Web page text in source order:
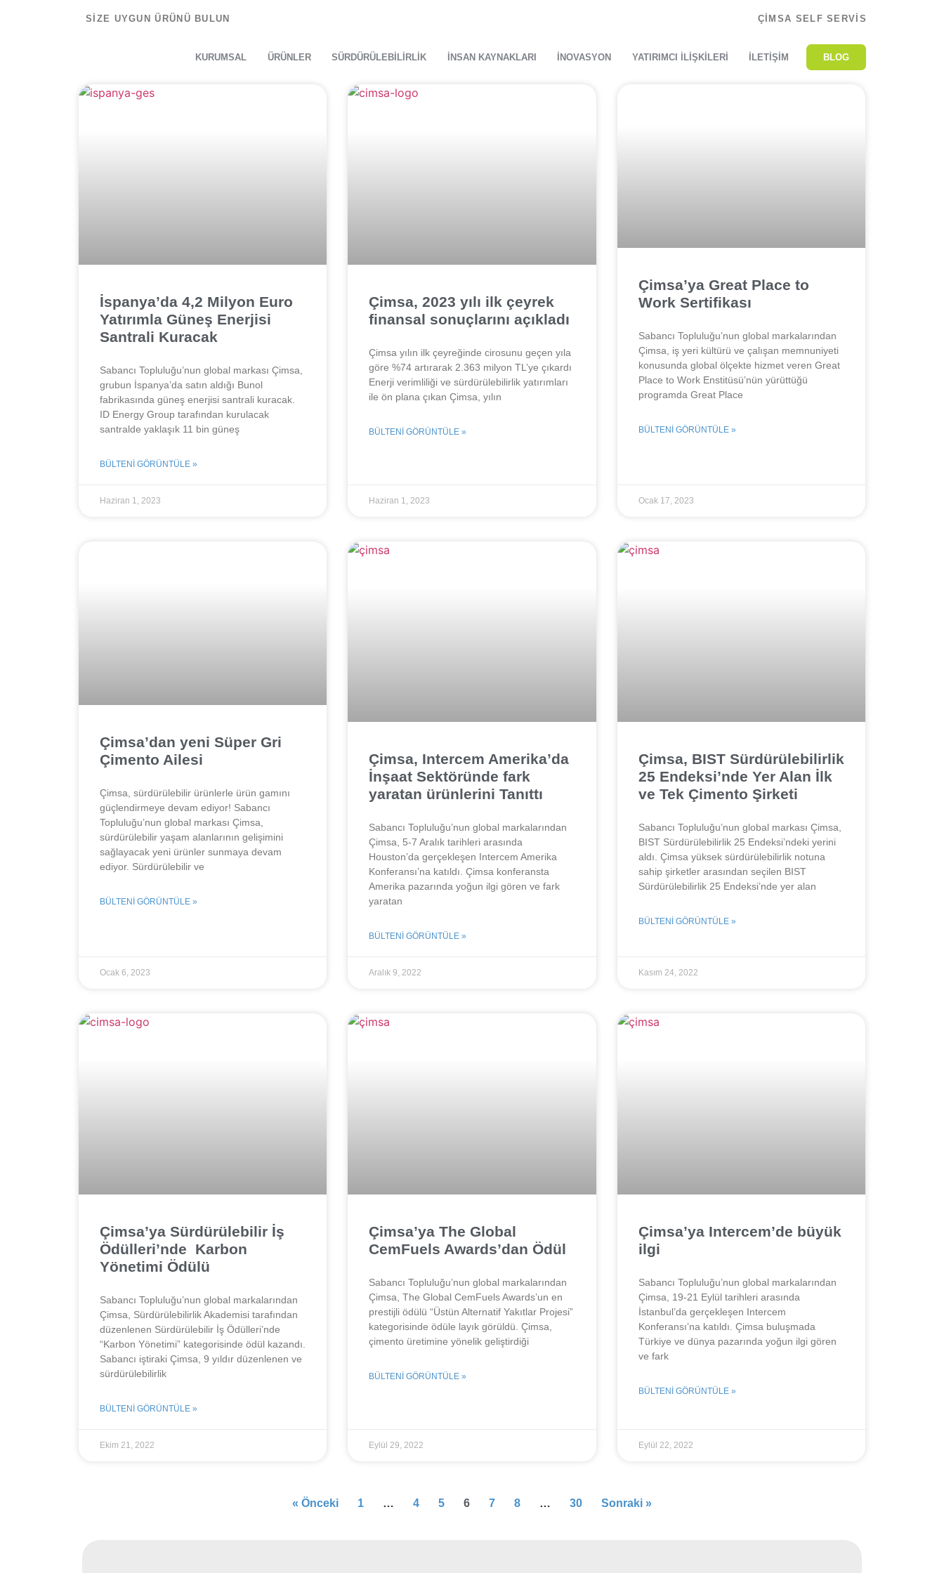
SİZE UYGUN ÜRÜNÜ BULUN ÇİMSA SELF SERVİS
KURUMSAL ÜRÜNLER SÜRDÜRÜLEBILIRLIK İNSAN KAYNAKLARI İNOVASYON YATIRIMCI İLIŞKILERI İLETIŞIM BLOG
İspanya’da 4,2 Milyon Euro
Yatırımla Güneş Enerjisi
Santrali Kuracak
Sabancı Topluluğu’nun global markası Çimsa,
grubun İspanya’da satın aldığı Bunol
fabrikasında güneş enerjisi santrali kuracak.
ID Energy Group tarafından kurulacak
santralde yaklaşık 11 bin güneş
BÜLTENI GÖRÜNTÜLE »
Haziran 1, 2023
Çimsa, 2023 yılı ilk çeyrek
finansal sonuçlarını açıkladı
Çimsa yılın ilk çeyreğinde cirosunu geçen yıla
göre %74 artırarak 2.363 milyon TL’ye çıkardı
Enerji verimliliği ve sürdürülebilirlik yatırımları
ile ön plana çıkan Çimsa, yılın
BÜLTENI GÖRÜNTÜLE »
Haziran 1, 2023
Çimsa’ya Great Place to
Work Sertifikası
Sabancı Topluluğu’nun global markalarından
Çimsa, iş yeri kültürü ve çalışan memnuniyeti
konusunda global ölçekte hizmet veren Great
Place to Work Enstitüsü’nün yürüttüğü
programda Great Place
BÜLTENI GÖRÜNTÜLE »
Ocak 17, 2023
Çimsa’dan yeni Süper Gri
Çimento Ailesi
Çimsa, sürdürülebilir ürünlerle ürün gamını
güçlendirmeye devam ediyor! Sabancı
Topluluğu’nun global markası Çimsa,
sürdürülebilir yaşam alanlarının gelişimini
sağlayacak yeni ürünler sunmaya devam
ediyor. Sürdürülebilir ve
BÜLTENI GÖRÜNTÜLE »
Ocak 6, 2023
Çimsa, Intercem Amerika’da
İnşaat Sektöründe fark
yaratan ürünlerini Tanıttı
Sabancı Topluluğu’nun global markalarından
Çimsa, 5-7 Aralık tarihleri arasında
Houston’da gerçekleşen Intercem Amerika
Konferansı’na katıldı. Çimsa konferansta
Amerika pazarında yoğun ilgi gören ve fark
yaratan
BÜLTENI GÖRÜNTÜLE »
Aralık 9, 2022
Çimsa, BIST Sürdürülebilirlik
25 Endeksi’nde Yer Alan İlk
ve Tek Çimento Şirketi
Sabancı Topluluğu’nun global markası Çimsa,
BIST Sürdürülebilirlik 25 Endeksi’ndeki yerini
aldı. Çimsa yüksek sürdürülebilirlik notuna
sahip şirketler arasından seçilen BIST
Sürdürülebilirlik 25 Endeksi’nde yer alan
BÜLTENI GÖRÜNTÜLE »
Kasım 24, 2022
Çimsa’ya Sürdürülebilir İş
Ödülleri’nde Karbon
Yönetimi Ödülü
Sabancı Topluluğu’nun global markalarından
Çimsa, Sürdürülebilirlik Akademisi tarafından
düzenlenen Sürdürülebilir İş Ödülleri’nde
“Karbon Yönetimi” kategorisinde ödül kazandı.
Sabancı iştiraki Çimsa, 9 yıldır düzenlenen ve
sürdürülebilirlik
BÜLTENI GÖRÜNTÜLE »
Ekim 21, 2022
Çimsa’ya The Global
CemFuels Awards’dan Ödül
Sabancı Topluluğu’nun global markalarından
Çimsa, The Global CemFuels Awards’un en
prestijli ödülü “Üstün Alternatif Yakıtlar Projesi”
kategorisinde ödüle layık görüldü. Çimsa,
çimento üretimine yönelik geliştirdiği
BÜLTENI GÖRÜNTÜLE »
Eylül 29, 2022
Çimsa’ya Intercem’de büyük
ilgi
Sabancı Topluluğu’nun global markalarından
Çimsa, 19-21 Eylül tarihleri arasında
İstanbul’da gerçekleşen Intercem
Konferansı’na katıldı. Çimsa buluşmada
Türkiye ve dünya pazarında yoğun ilgi gören
ve fark
BÜLTENI GÖRÜNTÜLE »
Eylül 22, 2022
« Önceki 1 … 4 5 6 7 8 … 30 Sonraki »